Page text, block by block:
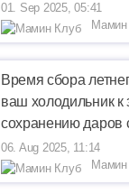
01. Sep 2025, 05:41
Мамин
Время сбора
ваш холодильник к
сохранению даров
06. Aug 2025, 11:14
Мамин